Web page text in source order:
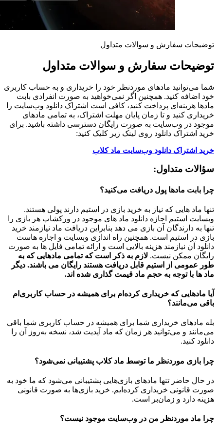
توضیحات سفارش و سوالات متداول
توضیحات سفارش و سوالات متداول
شما می‌توانید مادهای موردنظر خود را خریداری و به حساب کاربری
خود اضافه کنید. همچنین اگر نمی‌خواهید به صورت انفرادی بابت
مادها هزینه‌ای پرداخت کنید، کافی است اشتراک دانلود وب‌سایت را
خریداری کنید و تا زمان پایان مهلت اشتراک، به تمامی مادهای
موجود در وب‌سایت به صورت رایگان دسترسی داشته باشید. برای
خرید اشتراک دانلود روی لینک زیر کلیک کنید:
خرید اشتراک دانلود وب‌سایت ماد کلاب
سؤالات متداول:
چرا بابت مادها پول دریافت می‌کنید؟
تنها ماد هایی که نیاز به خرید بازی در استیم دارند پولی هستند.
وبسایت استیم اجازه دانلود ماد های موجود در ورکشاپ هر بازی را
تنها به دارندگان آن بازی می دهد بنابراین دریافت ماد نیازمند خرید
بازی در استیم است. همچنین راه اندازی وبسایت و اجاره هاست
دانلود آن نیازمند هزینه بالایی است و ارائه تمامی فایل ها به صورت
رایگان ممکن نیست. لازم به ذکر است که تمامی مادهایی که به
طور عمومی از استیم قابل دریافت هستند رایگان می باشند. دیگر
ماد ها با توجه به حجم ماد قیمت گذاری شده اند.
آیا مادهایی که خریداری کرده‌ام برای همیشه در حساب‌ کاربری‌ام
باقی می‌مانند؟
بله مادهای خریداری شما برای همیشه در حساب کاربری شما باقی
می‌مانند و می‌توانید هر زمان که ماد آپدیت شد، نسخه به‌روز آن را
دانلود کنید.
چرا بازی موردنظر ما توسط ماد کلاب پشتیبانی نمی‌شود؟
در حال حاضر تنها مادهای بازی‌هایی پشتیبانی می‌شود که ما خود به
صورت قانونی خریداری کرده‌ایم. خرید بازی‌ها به صورت قانونی
هزینه دارد و زمان‌بر است.
چرا ماد موردنظر من در وب‌سایت موجود نیست؟